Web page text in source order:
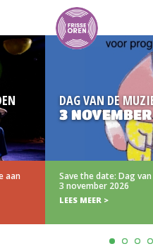
DAG VAN DE
3
Save the date: Dag
3 november 2026
LEES MEER >